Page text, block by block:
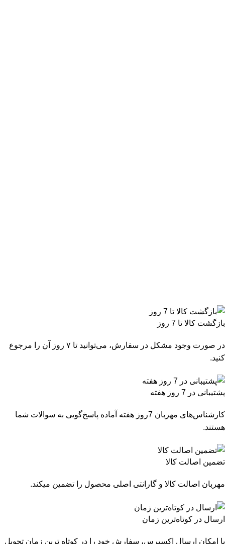
بازگشت کالا تا 7 روز
در صورت وجود مشکل در سفارش، می‌توانید تا ۷ روز آن را مرجوع
کنید.
پشتیبانی در 7 روز هفته
کارشناس‌های مهربان 7روز هفته آماده پاسخ‌گویی به سوالات شما
هستند.
تضمین اصالت کالا
مهربان اصالت کالا و گارانتی اصلی محصول را تضمین میکند.
ارسال در کوتاه‌ترین زمان
با امکان ارسال اکسپرس، سفارش خود را در کوتاه ترین زمان تحویل